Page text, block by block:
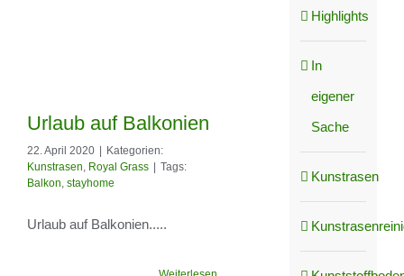
Urlaub auf Balkonien
22. April 2020
Kategorien:
Kunstrasen, Royal Grass
Tags:
Balkon, stayhome
Urlaub auf Balkonien.....
Highlights
In
eigener
Sache
Kunstrasen